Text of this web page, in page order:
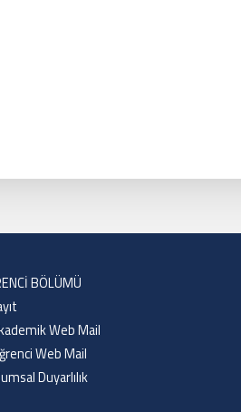
BÖLÜMÜ
Web Mail
Web Mail
Duyarlılık